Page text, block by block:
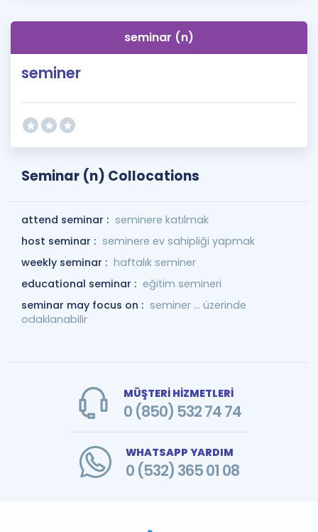
İngilizce Gramer
seminar (n)
seminer
Seminar (n) Collocations
attend seminar : seminere katılmak
host seminar : seminere ev sahipliği yapmak
weekly seminar : haftalık seminer
educational seminar : eğitim semineri
seminar may focus on : seminer ... üzerinde
odaklanabilir
MÜŞTERİ HİZMETLERİ
0 (850) 532 74 74
WHATSAPP YARDIM
0 (532) 365 01 08